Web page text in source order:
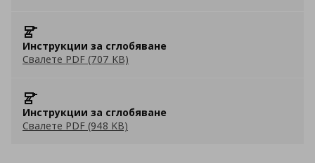
Инструкции за сглобяване
Свалете PDF (707 KB)
Инструкции за сглобяване
Свалете PDF (948 KB)